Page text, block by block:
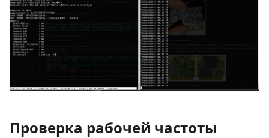
Проверка рабочей частоты